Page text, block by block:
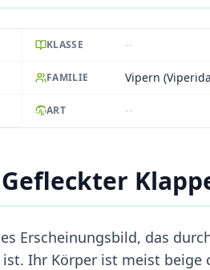
KLASSE --
FAMILIE Vipern
ART --
Erscheinungsbild, das
Ihr Körper ist meist beige